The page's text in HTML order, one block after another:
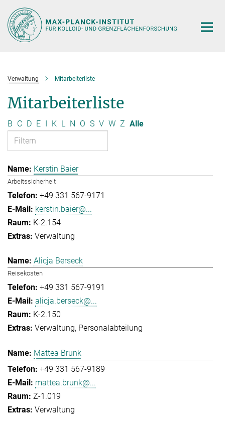
Hauptinhalt
Verwaltung Mitarbeiterliste
Mitarbeiterliste
B C D E I K L N O S V W Z Alle
Kerstin Baier
Arbeitssicherheit
+49 331 567-9171
kerstin.baier@...
K-2.154
Verwaltung
Alicja Berseck
Reisekosten
+49 331 567-9191
alicja.berseck@...
K-2.150
Verwaltung Personalabteilung
Mattea Brunk
+49 331 567-9189
mattea.brunk@...
Z-1.019
Verwaltung